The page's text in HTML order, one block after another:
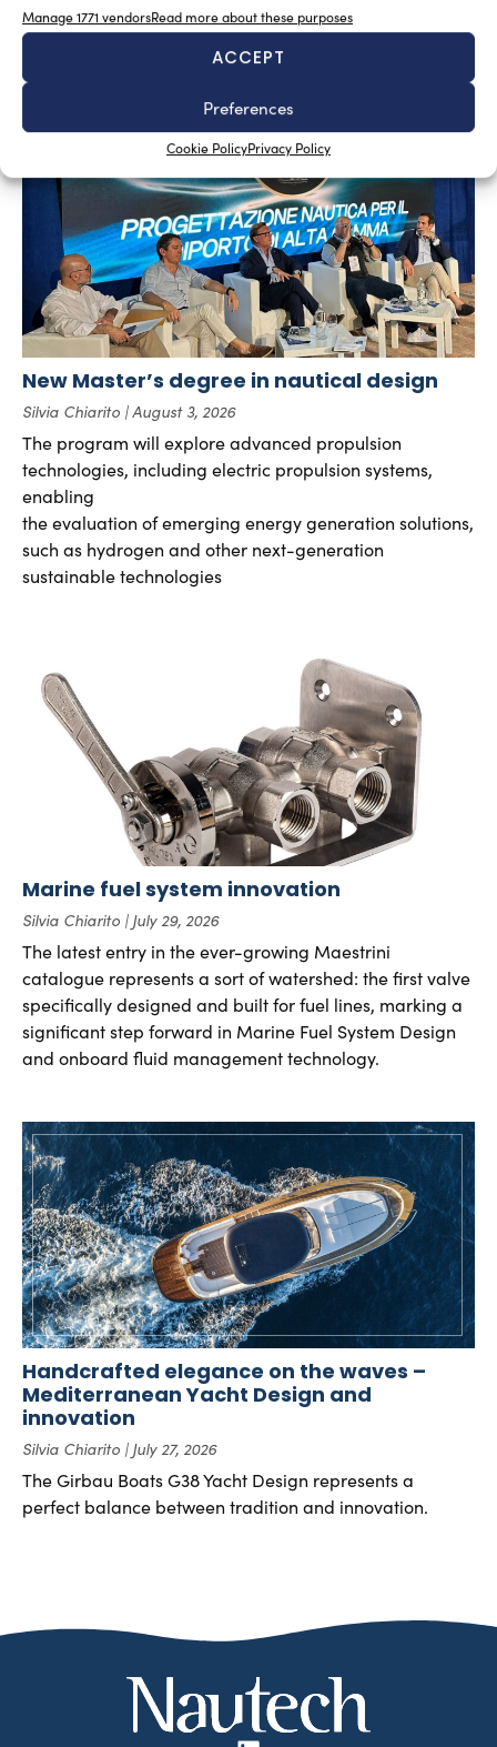
Manage 1771 vendorsRead more about these purposes
ACCEPT
Preferences
Cookie PolicyPrivacy Policy
as a sporting discipline, but the evolution of Nautical
Tourism and the increasing interest in Yachting Romania
suggest a broader development.
New Master’s degree in nautical design
Silvia Chiarito August 3, 2026
The program will explore advanced propulsion
technologies, including electric propulsion systems,
enabling
the evaluation of emerging energy generation solutions,
such as hydrogen and other next-generation
sustainable technologies
Marine fuel system innovation
Silvia Chiarito July 29, 2026
The latest entry in the ever-growing Maestrini
catalogue represents a sort of watershed: the first valve
specifically designed and built for fuel lines, marking a
significant step forward in Marine Fuel System Design
and onboard fluid management technology.
Handcrafted elegance on the waves –
Mediterranean Yacht Design and
innovation
Silvia Chiarito July 27, 2026
The Girbau Boats G38 Yacht Design represents a
perfect balance between tradition and innovation.